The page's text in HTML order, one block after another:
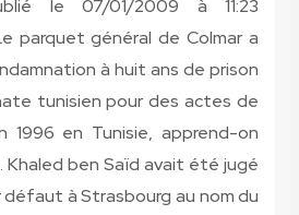
le 07/01/2009 à 11:23
parquet général de Colmar a
à huit ans de prison
tunisien pour des actes de
1996 en Tunisie, apprend-on
Khaled ben Saïd avait été jugé
défaut à Strasbourg au nom du